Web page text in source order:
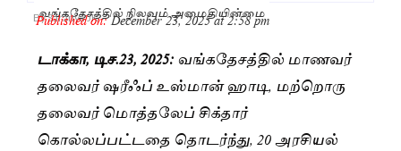
வங்கதேசத்தில் நிலவும் அமைதியின்மை
BySaranya JK
Published on:December 23, 2025 at 2:58 pm
டாக்கா, டிச.23, 2025:வங்கதேசத்தில் மாணவர்
தலைவர் ஷரீஃப் உஸ்மான் ஹாடி, மற்றொரு
தலைவர் மொத்தலேப் சிக்தார்
கொல்லப்பட்டதை தொடர்ந்து, 20 அரசியல்